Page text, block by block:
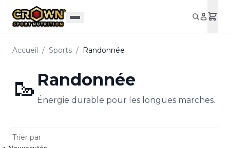
Aller au contenu principal
Accueil / Sports / Randonnée
🥾 Randonnée
Énergie durable pour les longues marches.
Trier par